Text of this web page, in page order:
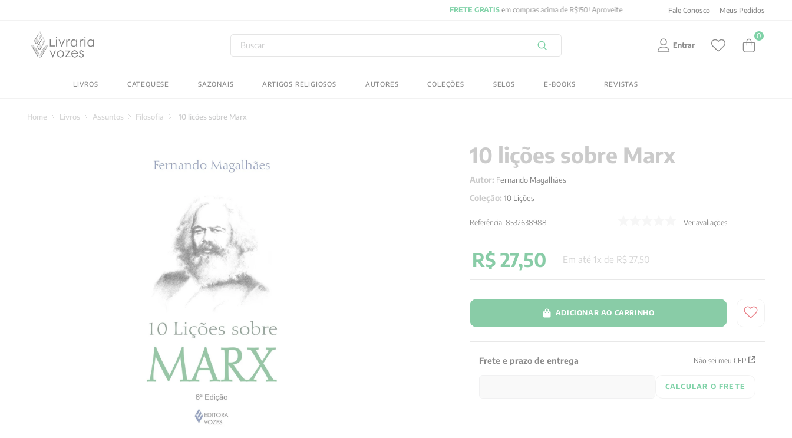
Fale Conosco Meus Pedidos
Buscar
Entrar
0
LIVROS CATEQUESE SAZONAIS ARTIGOS RELIGIOSOS AUTORES COLEÇÕES SELOS E-BOOKS REVISTAS
Livros Assuntos Filosofia 10 lições sobre Marx
10 lições sobre Marx
Autor: Fernando Magalhães
Coleção: 10 Lições
Referência:8532638988 Ver avaliações
R$ 27,50 Em até1x de R$ 27, 50
ADICIONAR AO CARRINHO
Frete e prazo de entrega Não sei meu CEP
CALCULAR O FRETE
2027
5º pré venda
biblia
8º vozes bolso
9º santo agostinho
10º verena kast